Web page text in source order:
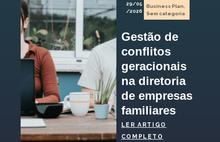
29/05
/2026
Business Plan
Sem categoria
Gestão de
conflitos
geracionais
na diretoria
de empresas
familiares
LER ARTIGO
COMPLETO